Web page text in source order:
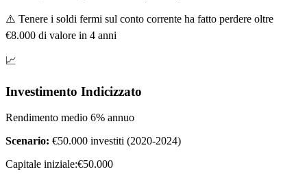
⚠️ Tenere i soldi fermi sul conto corrente ha fatto perdere oltre
€8.000 di valore in 4 anni
📈
Investimento Indicizzato
Rendimento medio 6% annuo
Scenario: €50.000 investiti (2020-2024)
Capitale iniziale:€50.000